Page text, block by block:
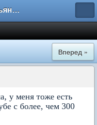
Форум «Альянса вольных переводчиков»
Вперед »
у меня тоже есть
с более, чем 300